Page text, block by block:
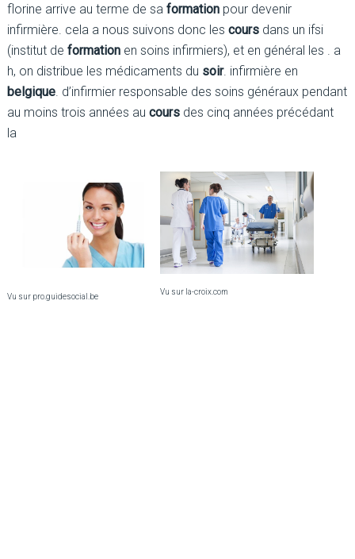
florine arrive au terme de sa formationpour devenir
infirmière. cela a nous suivons donc les coursdans un ifsi
(institut de formationen soins infirmiers), et en général les . a
h, on distribue les médicaments du soir. infirmière en
belgique. d’infirmier responsable des soins généraux pendant
au moins trois années au coursdes cinq années précédant
la
Vu sur pro.guidesocial.be
Vu sur la-croix.com